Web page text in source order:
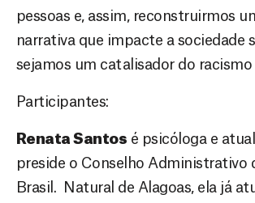
pessoas e, assim, reconstruirmos
narrativa que impacte a sociedade
sejamos um catalisador do
Participantes:
Renata Santos é psicóloga e
preside o Conselho Administrativo
Brasil. Natural de Alagoas, ela já